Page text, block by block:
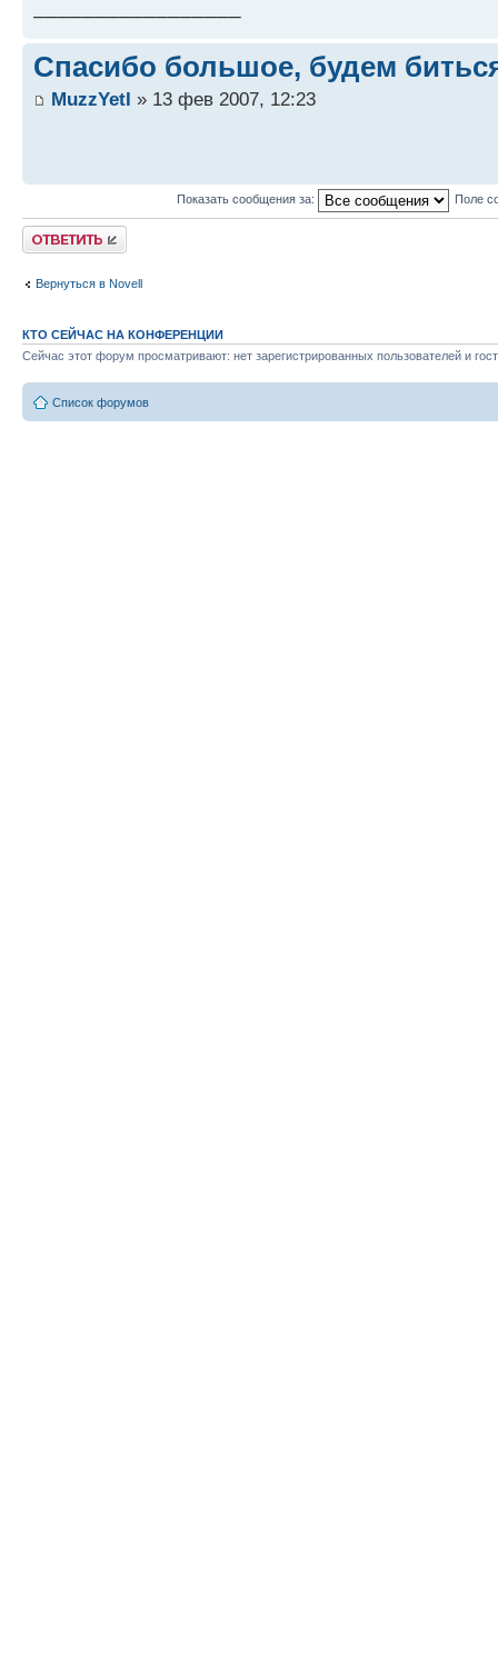
Спасибо большое, будем
MuzzYetI » 13 фев 2007, 12:23
Показать сообщения за: Поле
Ответить
Вернуться в Novell
КТО СЕЙЧАС НА КОНФЕРЕНЦИИ
Сейчас этот форум просматривают: нет зарегистрированных пользователей и
Список форумов